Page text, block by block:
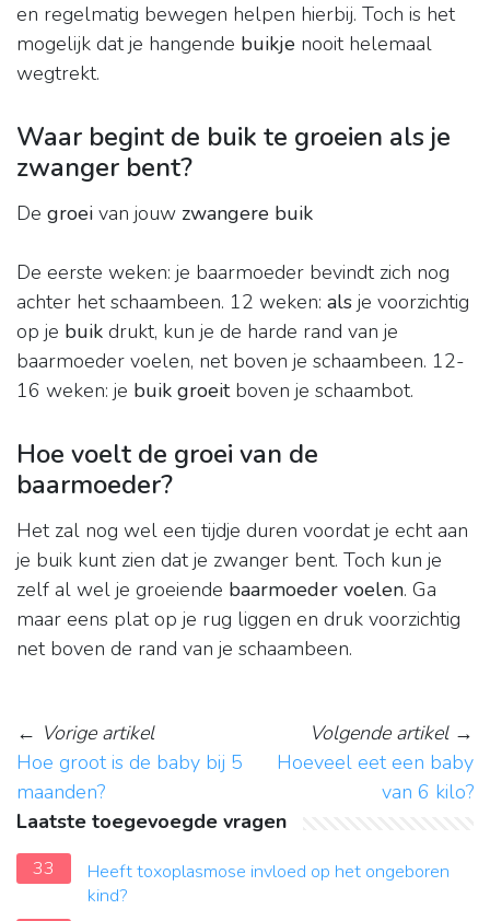
en regelmatig bewegen helpen hierbij. Toch is het
mogelijk dat je hangende buikje nooit helemaal
wegtrekt.
Waar begint de buik te groeien als je
zwanger bent?
De groei van jouw zwangere buik
De eerste weken: je baarmoeder bevindt zich nog
achter het schaambeen. 12 weken: als je voorzichtig
op je buik drukt, kun je de harde rand van je
baarmoeder voelen, net boven je schaambeen. 12-
16 weken: je buik groeitboven je schaambot.
Hoe voelt de groei van de
baarmoeder?
Het zal nog wel een tijdje duren voordat je echt aan
je buik kunt zien dat je zwanger bent. Toch kun je
zelf al wel je groeiende baarmoeder voelen. Ga
maar eens plat op je rug liggen en druk voorzichtig
net boven de rand van je schaambeen.
← Vorige artikel
Hoe groot is de baby bij 5
maanden?
Volgende artikel→
Hoeveel eet een baby
van 6 kilo?
Laatste toegevoegde vragen
33
Heeft toxoplasmose invloed op het ongeboren
kind?